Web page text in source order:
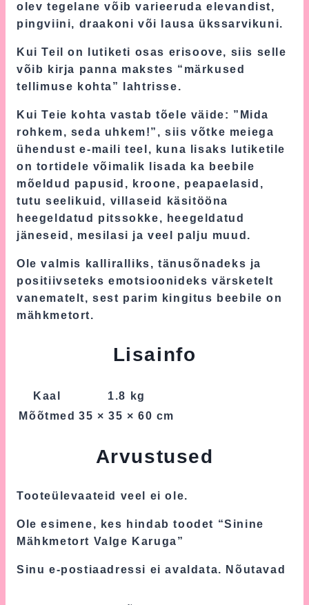
olev tegelane võib varieeruda elevandist,
pingviini, draakoni või lausa ükssarvikuni.
Kui Teil on lutiketi osas erisoove, siis selle
võib kirja panna makstes “märkused
tellimuse kohta” lahtrisse.
Kui Teie kohta vastab tõele väide: ”Mida
rohkem, seda uhkem!”, siis võtke meiega
ühendust e-maili teel, kuna lisaks lutiketile
on tortidele võimalik lisada ka beebile
mõeldud papusid, kroone, peapaelasid,
tutu seelikuid, villaseid käsitööna
heegeldatud pitssokke, heegeldatud
jäneseid, mesilasi ja veel palju muud.
Ole valmis kalliralliks, tänusõnadeks ja
positiivseteks emotsioonideks värsketelt
vanematelt, sest parim kingitus beebile on
mähkmetort.
Lisainfo
Kaal
1.8 kg
Mõõtmed 35 × 35 × 60 cm
Arvustused
Tooteülevaateid veel ei ole.
Ole esimene, kes hindab toodet “Sinine
Mähkmetort Valge Karuga”
Sinu e-postiaadressi ei avaldata. Nõutavad